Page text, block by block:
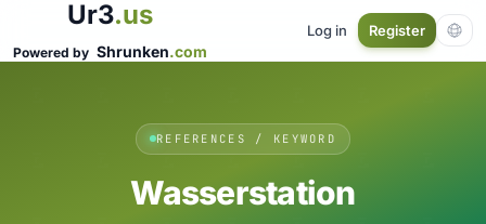
Ur3.us
Powered by Shrunken.com
Log in Register
REFERENCES / KEYWORD
Wasserstation